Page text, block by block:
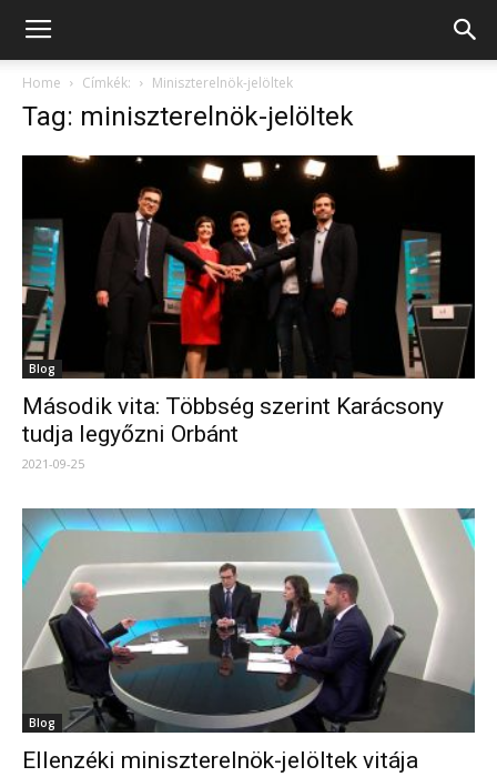
Home Címkék: Miniszterelnök-jelöltek
Tag: miniszterelnök-jelöltek
Blog
Második vita: Többség szerint Karácsony
tudja legyőzni Orbánt
2021-09-25
Blog
Ellenzéki miniszterelnök-jelöltek vitája